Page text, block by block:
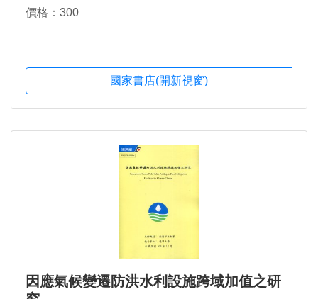
價格：300
國家書店(開新視窗)
因應氣候變遷防洪水利設施跨域加值之研